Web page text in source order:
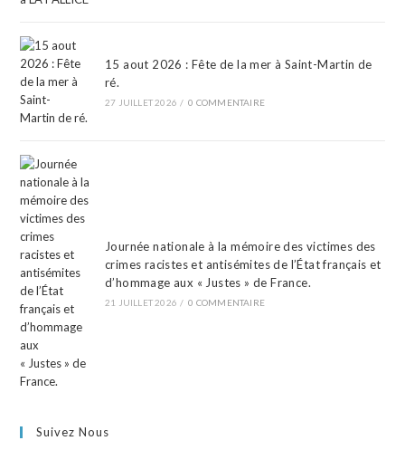
15 aout 2026 : Fête de la mer à Saint-Martin de
ré.
27 JUILLET 2026 / 0 COMMENTAIRE
Journée nationale à la mémoire des victimes des
crimes racistes et antisémites de l’État français et
d’hommage aux « Justes » de France.
21 JUILLET 2026 / 0 COMMENTAIRE
Suivez Nous